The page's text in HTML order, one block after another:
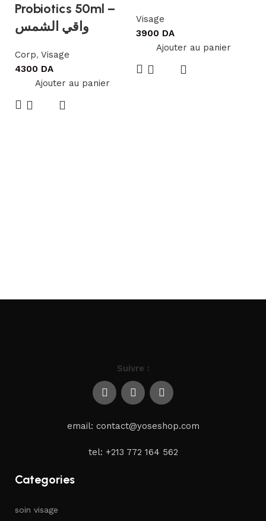
Probiotics 50ml –
واقي الشمس
Corp, Visage
4300 DA
Ajouter au panier
Visage
3900 DA
Ajouter au panier
Suivre :
email: contact@yoseshop.com
tel: +213 772 164 562
Categories
soin visage